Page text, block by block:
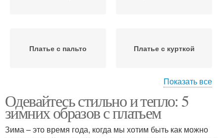
Платье с пальто Платье с курткой
Платье с жакетом
Платье с плюшевой
курткой
Показать все
Одевайтесь стильно и тепло: 5
зимних образов с платьем
Зима – это время года, когда мы хотим быть как можно